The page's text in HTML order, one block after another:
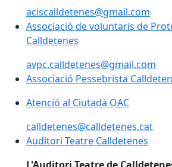
aciscalldetenes@gmail.com
Associació de voluntaris de
Associació de voluntaris de
Calldetenes
avpc.calldetenes@gmail.com
Associació Pessebrista
Associació Pessebrista
Atenció al Ciutadà OAC
calldetenes@calldetenes.cat
Auditori Teatre Calldetenes
Auditori Teatre Calldetenes